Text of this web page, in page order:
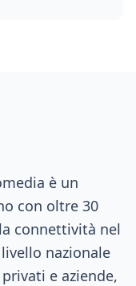
è un
con oltre 30
connettività nel
nazionale
e aziende,